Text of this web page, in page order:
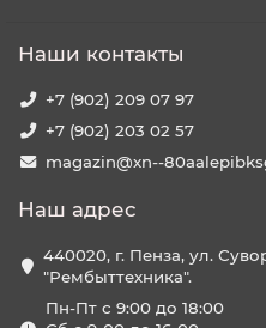
Наши контакты
+7 (902) 209 07 97
+7 (902) 203 02 57
magazin@xn--
Наш адрес
440020, г. Пенза, ул.
"Рембыттехника".
Пн-Пт с 9:00 до 18:00